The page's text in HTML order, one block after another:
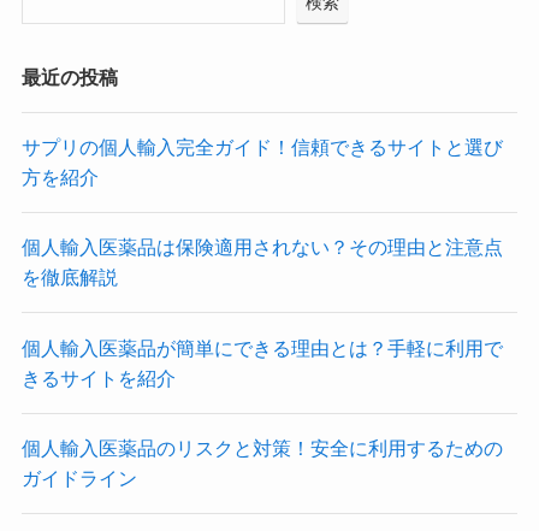
最近の投稿
サプリの個人輸入完全ガイド！信頼できるサイトと選び
方を紹介
個人輸入医薬品は保険適用されない？その理由と注意点
を徹底解説
個人輸入医薬品が簡単にできる理由とは？手軽に利用で
きるサイトを紹介
個人輸入医薬品のリスクと対策！安全に利用するための
ガイドライン